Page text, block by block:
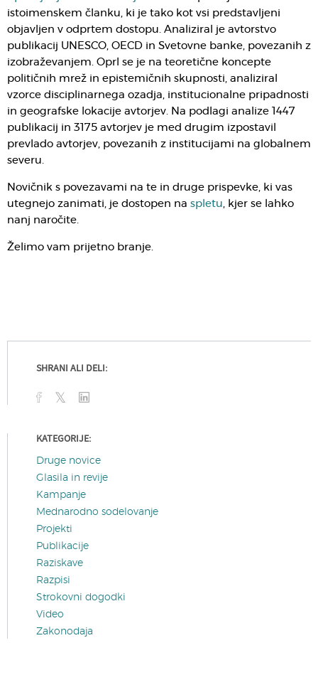
istoimenskem članku, ki je tako kot vsi predstavljeni
objavljen v odprtem dostopu. Analiziral je avtorstvo
publikacij UNESCO, OECD in Svetovne banke, povezanih z
izobraževanjem. Oprl se je na teoretične koncepte
političnih mrež in epistemičnih skupnosti, analiziral
vzorce disciplinarnega ozadja, institucionalne pripadnosti
in geografske lokacije avtorjev. Na podlagi analize 1447
publikacij in 3175 avtorjev je med drugim izpostavil
prevlado avtorjev, povezanih z institucijami na globalnem
severu.
Novičnik s povezavami na te in druge prispevke, ki vas
utegnejo zanimati, je dostopen na spletu, kjer se lahko
nanj naročite.
Želimo vam prijetno branje.
SHRANI ALI DELI:
KATEGORIJE:
Druge novice
Glasila in revije
Kampanje
Mednarodno sodelovanje
Projekti
Publikacije
Raziskave
Razpisi
Strokovni dogodki
Video
Zakonodaja